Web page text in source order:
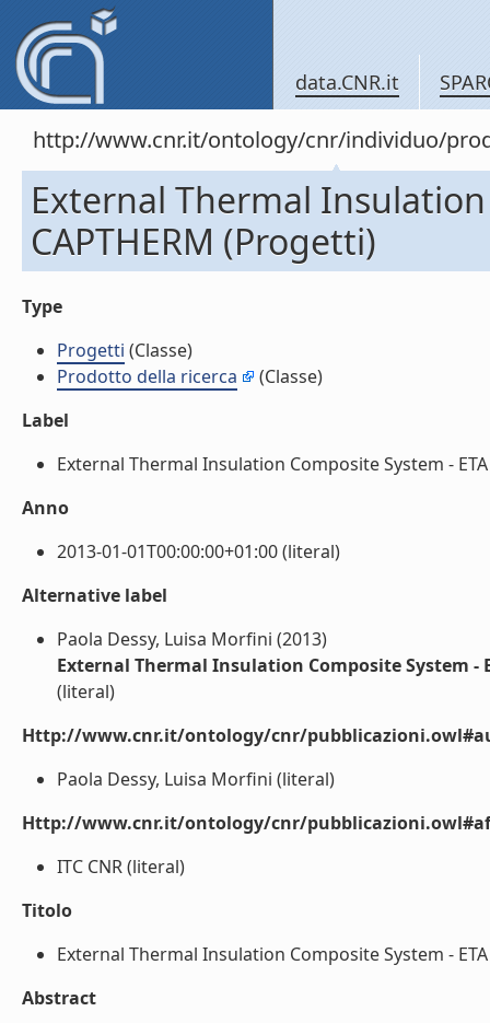
data.CNR.it
http://www.cnr.it/ontology/cnr/individuo/
External Thermal
CAPTHERM (Progetti)
Type
Progetti (Classe)
Prodotto della ricerca
(Classe)
Label
External Thermal Insulation Composite System -
Anno
2013-01-01T00:00:00+01:00 (literal)
Alternative label
Paola Dessy, Luisa Morfini (2013)
External Thermal Insulation Composite System -
(literal)
Http://www.cnr.it/ontology/cnr/
Paola Dessy, Luisa Morfini (literal)
Http://www.cnr.it/ontology/cnr/
ITC CNR (literal)
Titolo
External Thermal Insulation Composite System -
Abstract